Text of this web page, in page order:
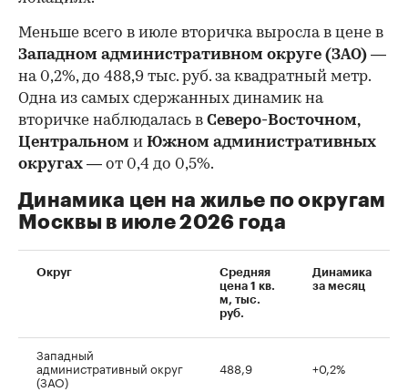
Меньше всего в июле вторичка выросла в цене в
Западном административном округе (ЗАО) —
на 0,2%, до 488,9 тыс. руб. за квадратный метр.
Одна из самых сдержанных динамик на
вторичке наблюдалась в Северо-Восточном,
Центральном и Южном административных
округах — от 0,4 до 0,5%.
Динамика цен на жилье по округам
Москвы в июле 2026 года
Округ
Средняя
цена 1 кв.
м, тыс.
руб.
Динамика
за месяц
Западный
административный округ
(ЗАО)
488,9 +0,2%